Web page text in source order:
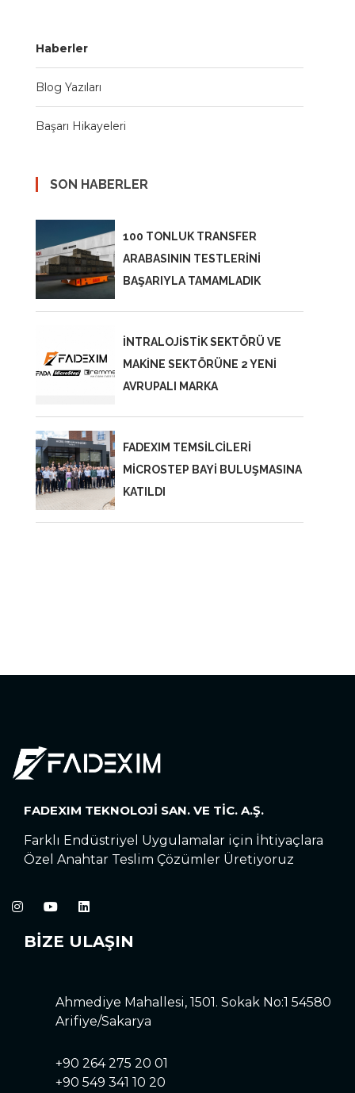
Haberler
Blog Yazıları
Başarı Hikayeleri
SON HABERLER
100 TONLUK TRANSFER
ARABASININ TESTLERİNİ
BAŞARIYLA TAMAMLADIK
İNTRALOJİSTİK SEKTÖRÜ VE
MAKİNE SEKTÖRÜNE 2 YENİ
AVRUPALI MARKA
FADEXIM TEMSİLCİLERİ
MİCROSTEP BAYİ BULUŞMASINA
KATILDI
FADEXIM TEKNOLOJİ SAN. VE TİC. A.Ş.
Farklı Endüstriyel Uygulamalar için İhtiyaçlara
Özel Anahtar Teslim Çözümler Üretiyoruz
BİZE ULAŞIN
Ahmediye Mahallesi, 1501. Sokak No:1 54580
Arifiye/Sakarya
+90 264 275 20 01
+90 549 341 10 20